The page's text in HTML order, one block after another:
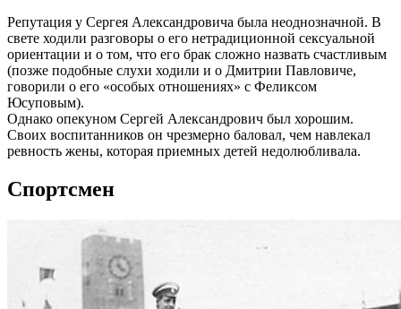
Репутация у Сергея Александровича была неоднозначной. В
свете ходили разговоры о его нетрадиционной сексуальной
ориентации и о том, что его брак сложно назвать счастливым
(позже подобные слухи ходили и о Дмитрии Павловиче,
говорили о его «особых отношениях» с Феликсом
Юсуповым).
Однако опекуном Сергей Александрович был хорошим.
Своих воспитанников он чрезмерно баловал, чем навлекал
ревность жены, которая приемных детей недолюбливала.
Спортсмен